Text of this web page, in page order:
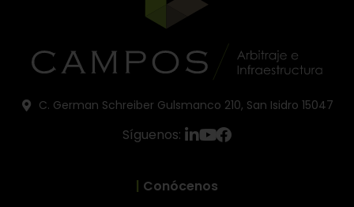
C. German Schreiber Gulsmanco 210, San Isidro 15047
Síguenos:
| Conócenos